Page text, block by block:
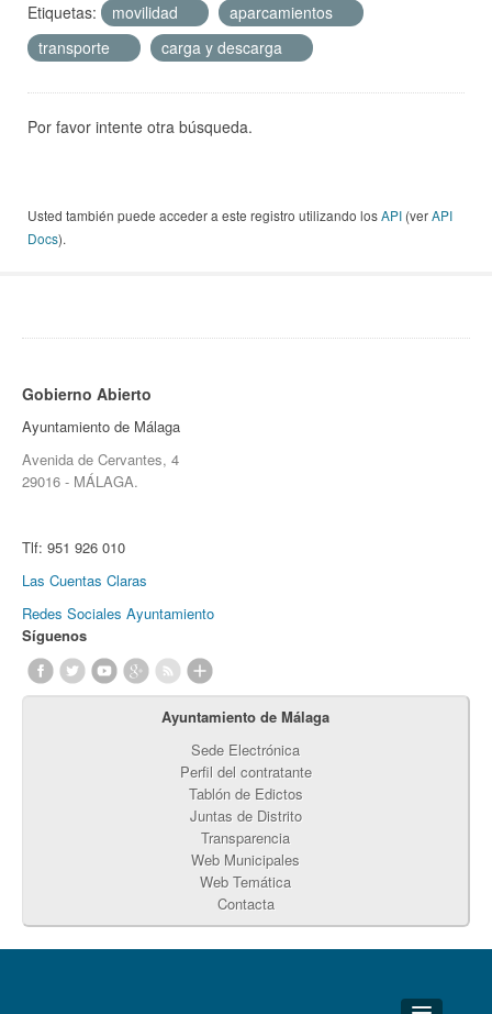
Etiquetas:
movilidad
aparcamientos
transporte
carga y descarga
Por favor intente otra búsqueda.
Usted también puede acceder a este registro utilizando losAPI (verAPI
Docs).
Gobierno Abierto
Ayuntamiento de Málaga
Avenida de Cervantes, 4
29016 - MÁLAGA.
Tlf: 951 926 010
Las Cuentas Claras
Redes Sociales Ayuntamiento
Síguenos
Ayuntamiento de Málaga
Sede Electrónica
Perfil del contratante
Tablón de Edictos
Juntas de Distrito
Transparencia
Web Municipales
Web Temática
Contacta